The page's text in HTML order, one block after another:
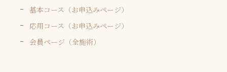
基本コース（お申込みページ）
応用コース（お申込みページ）
会員ページ（全施術）